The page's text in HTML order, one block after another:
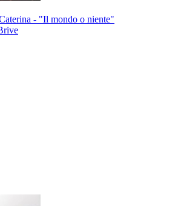
- "Il mondo o niente"